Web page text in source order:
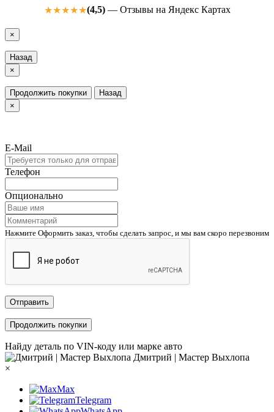
★★★★★(4,5)— Отзывы на Яндекс Картах
×
Назад
×
Продолжить покупки
Назад
×
E-Mail
Телефон
Опционально
Нажмите Оформить заказ, чтобы сделать запрос, и мы вам скоро перезвоним
Отправить
Продолжить покупки
Найду деталь по VIN-коду или марке авто
Дмитрий | Мастер Выхлопа
×
Max
Telegram